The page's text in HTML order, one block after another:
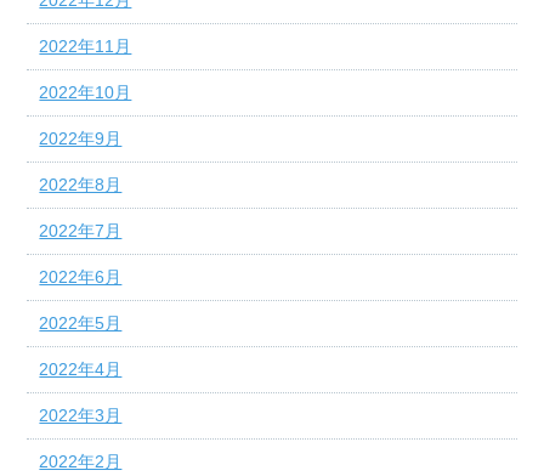
2022年11月
2022年10月
2022年9月
2022年8月
2022年7月
2022年6月
2022年5月
2022年4月
2022年3月
2022年2月